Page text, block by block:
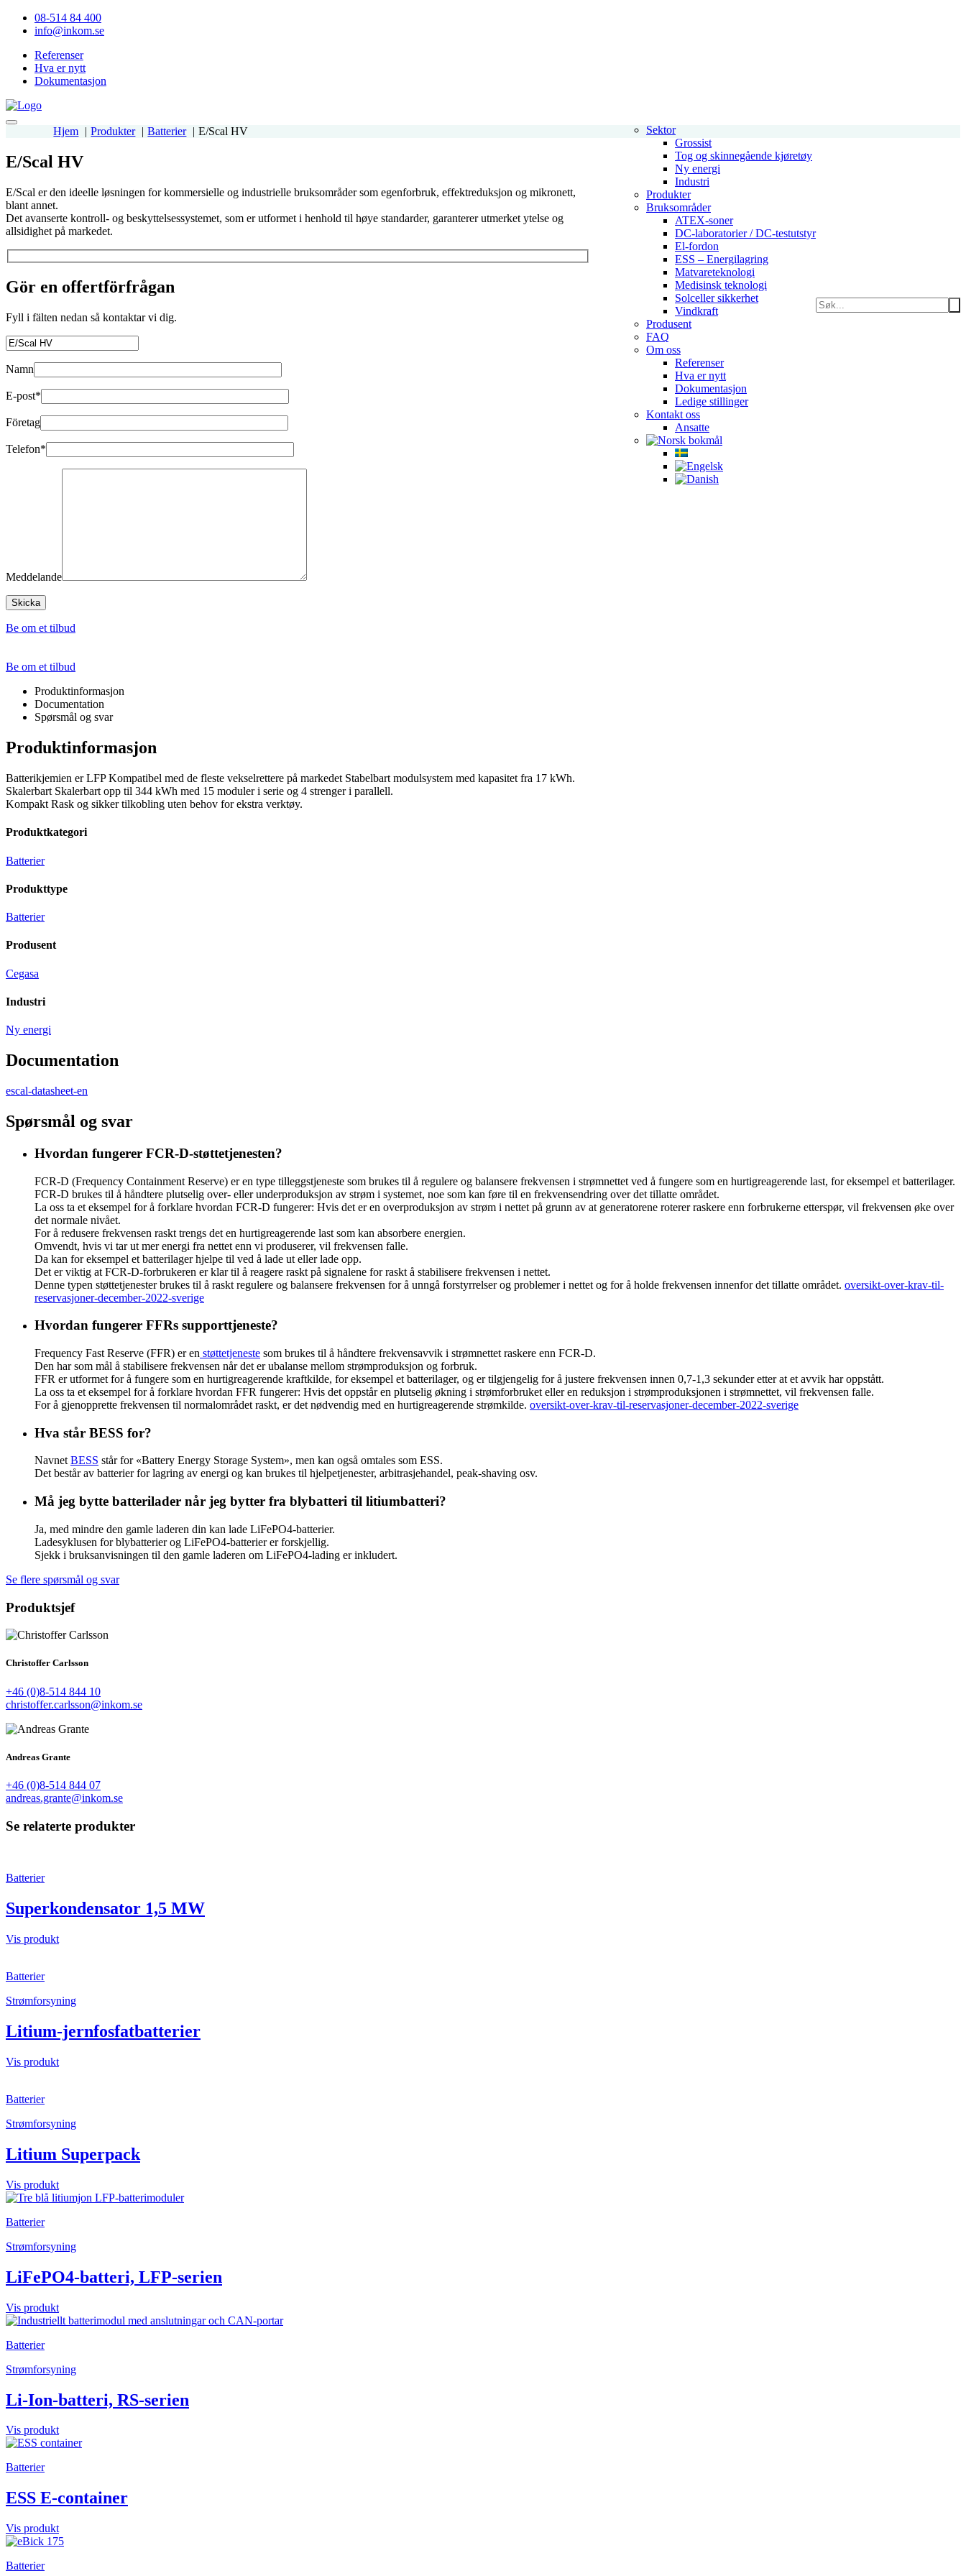
08-514 84 400
info@inkom.se
Referenser
Hva er nytt
Dokumentasjon
Sektor
Grossist
Tog og skinnegående kjøretøy
Ny energi
Industri
Produkter
Bruksområder
ATEX-soner
DC-laboratorier / DC-testutstyr
El-fordon
ESS – Energilagring
Matvareteknologi
Medisinsk teknologi
Solceller sikkerhet
Vindkraft
Produsent
FAQ
Om oss
Referenser
Hva er nytt
Dokumentasjon
Ledige stillinger
Kontakt oss
Ansatte
Hjem Produkter Batterier E/Scal HV
E/Scal HV
E/Scal er den ideelle løsningen for kommersielle og industrielle bruksområder som egenforbruk, effektreduksjon og mikronett,
blant annet.
Det avanserte kontroll- og beskyttelsessystemet, som er utformet i henhold til høye standarder, garanterer utmerket ytelse og
allsidighet på markedet.
Gör en offertförfrågan
Fyll i fälten nedan så kontaktar vi dig.
Namn
E-post*
Företag
Telefon*
Meddelande
Be om et tilbud
Be om et tilbud
Produktinformasjon
Documentation
Spørsmål og svar
Produktinformasjon
Batterikjemien er LFP Kompatibel med de fleste vekselrettere på markedet Stabelbart modulsystem med kapasitet fra 17 kWh.
Skalerbart Skalerbart opp til 344 kWh med 15 moduler i serie og 4 strenger i parallell.
Kompakt Rask og sikker tilkobling uten behov for ekstra verktøy.
Produktkategori
Batterier
Produkttype
Batterier
Produsent
Cegasa
Industri
Ny energi
Documentation
escal-datasheet-en
Spørsmål og svar
Hvordan fungerer FCR-D-støttetjenesten?
FCR-D (Frequency Containment Reserve) er en type tilleggstjeneste som brukes til å regulere og balansere frekvensen i strømnettet ved å fungere som en hurtigreagerende last, for eksempel et batterilager.
FCR-D brukes til å håndtere plutselig over- eller underproduksjon av strøm i systemet, noe som kan føre til en frekvensendring over det tillatte området.
La oss ta et eksempel for å forklare hvordan FCR-D fungerer: Hvis det er en overproduksjon av strøm i nettet på grunn av at generatorene roterer raskere enn forbrukerne etterspør, vil frekvensen øke over
det normale nivået.
For å redusere frekvensen raskt trengs det en hurtigreagerende last som kan absorbere energien.
Omvendt, hvis vi tar ut mer energi fra nettet enn vi produserer, vil frekvensen falle.
Da kan for eksempel et batterilager hjelpe til ved å lade ut eller lade opp.
Det er viktig at FCR-D-forbrukeren er klar til å reagere raskt på signalene for raskt å stabilisere frekvensen i nettet.
Denne typen støttetjenester brukes til å raskt regulere og balansere frekvensen for å unngå forstyrrelser og problemer i nettet og for å holde frekvensen innenfor det tillatte området. oversikt-over-krav-til-
reservasjoner-december-2022-sverige
Hvordan fungerer FFRs supporttjeneste?
Frequency Fast Reserve (FFR) er en støttetjeneste som brukes til å håndtere frekvensavvik i strømnettet raskere enn FCR-D.
Den har som mål å stabilisere frekvensen når det er ubalanse mellom strømproduksjon og forbruk.
FFR er utformet for å fungere som en hurtigreagerende kraftkilde, for eksempel et batterilager, og er tilgjengelig for å justere frekvensen innen 0,7-1,3 sekunder etter at et avvik har oppstått.
La oss ta et eksempel for å forklare hvordan FFR fungerer: Hvis det oppstår en plutselig økning i strømforbruket eller en reduksjon i strømproduksjonen i strømnettet, vil frekvensen falle.
For å gjenopprette frekvensen til normalområdet raskt, er det nødvendig med en hurtigreagerende strømkilde. oversikt-over-krav-til-reservasjoner-december-2022-sverige
Hva står BESS for?
Navnet BESS står for «Battery Energy Storage System», men kan også omtales som ESS.
Det består av batterier for lagring av energi og kan brukes til hjelpetjenester, arbitrasjehandel, peak-shaving osv.
Må jeg bytte batterilader når jeg bytter fra blybatteri til litiumbatteri?
Ja, med mindre den gamle laderen din kan lade LiFePO4-batterier.
Ladesyklusen for blybatterier og LiFePO4-batterier er forskjellig.
Sjekk i bruksanvisningen til den gamle laderen om LiFePO4-lading er inkludert.
Se flere spørsmål og svar
Produktsjef
Christoffer Carlsson
+46 (0)8-514 844 10
christoffer.carlsson@inkom.se
Andreas Grante
+46 (0)8-514 844 07
andreas.grante@inkom.se
Se relaterte produkter
Batterier
Superkondensator 1,5 MW
Vis produkt
Batterier
Strømforsyning
Litium-jernfosfatbatterier
Vis produkt
Batterier
Strømforsyning
Litium Superpack
Vis produkt
Batterier
Strømforsyning
LiFePO4-batteri, LFP-serien
Vis produkt
Batterier
Strømforsyning
Li-Ion-batteri, RS-serien
Vis produkt
Batterier
ESS E-container
Vis produkt
Batterier